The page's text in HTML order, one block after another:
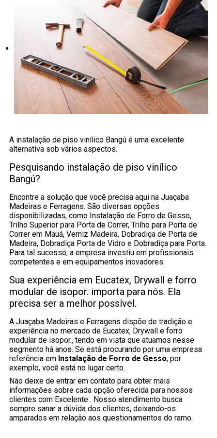
A instalação de piso vinílico Bangú é uma excelente
alternativa sob vários aspectos.
Pesquisando instalação de piso vinílico
Bangú?
Encontre a solução que você precisa aqui na Juaçaba
Madeiras e Ferragens. São diversas opções
disponibilizadas, como Instalação de Forro de Gesso,
Trilho Superior para Porta de Correr, Trilho para Porta de
Correr em Mauá, Verniz Madeira, Dobradiça de Porta de
Madeira, Dobradiça Porta de Vidro e Dobradiça para Porta.
Para tal sucesso, a empresa investiu em profissionais
competentes e em equipamentos inovadores.
Sua experiência em Eucatex, Drywall e forro
modular de isopor. importa para nós. Ela
precisa ser a melhor possível.
A Juaçaba Madeiras e Ferragens dispõe de tradição e
experiência no mercado de Eucatex, Drywall e forro
modular de isopor., tendo em vista que atuamos nesse
segmento há anos. Se está procurando por uma empresa
referência em Instalação de Forro de Gesso, por
exemplo, você está no lugar certo.
Não deixe de entrar em contato para obter mais
informações sobre cada opção oferecida para nossos
clientes com Excelente . Nosso atendimento busca
sempre sanar a dúvida dos clientes, deixando-os
amparados em relação aos questionamentos do ramo.